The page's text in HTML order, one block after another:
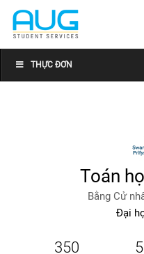
THỰC ĐƠN
Toán
Bằng Cử
Đại
350